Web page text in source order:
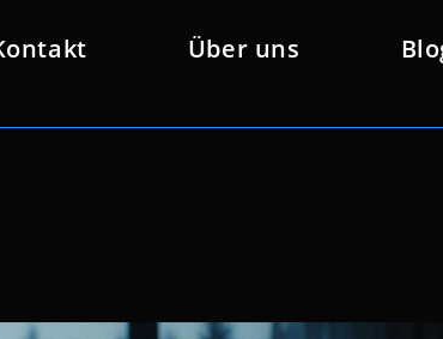
Über uns